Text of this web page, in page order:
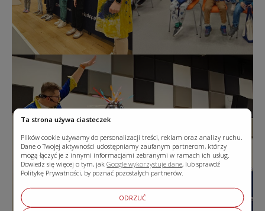
Ta strona używa ciasteczek
Plików cookie używamy do personalizacji treści, reklam oraz analizy ruchu.
Dane o Twojej aktywności udostępniamy zaufanym partnerom, którzy
mogą łączyć je z innymi informacjami zebranymi w ramach ich usług.
Dowiedz się więcej o tym, jakGoogle wykorzystuje dane, lub sprawdź
Politykę Prywatności, by poznać pozostałych partnerów.
ODRZUĆ